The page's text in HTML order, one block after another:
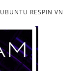
UBUNTU RESPIN VN